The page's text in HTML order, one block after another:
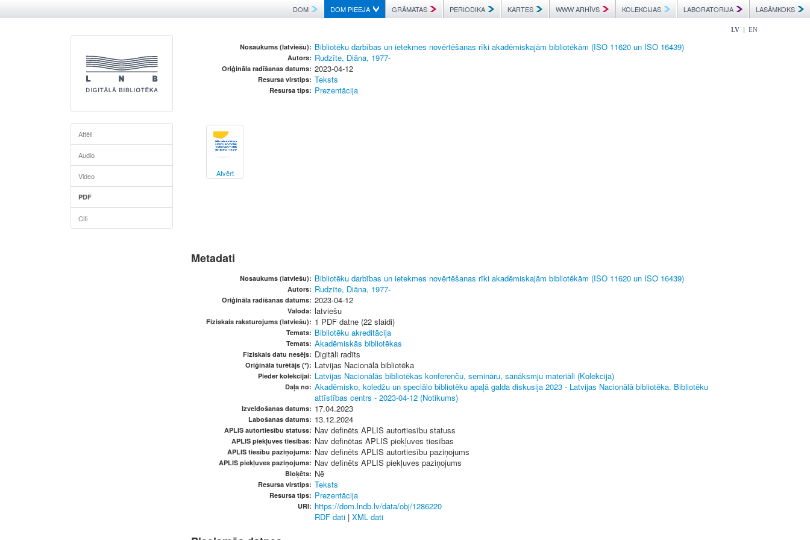
DOM DOM PIEEJA GRĀMATAS PERIODIKA KARTES WWW ARHĪVS KOLEKCIJAS LABORATORIJA LASĀMKOKS
LV | EN
Nosaukums (latviešu): Bibliotēku darbības un ietekmes novērtēšanas rīki akadēmiskajām bibliotēkām (ISO 11620 un ISO 16439)
Autors: Rudzīte, Diāna, 1977-
Oriģināla radīšanas datums: 2023-04-12
Resursa virstips: Teksts
Resursa tips: Prezentācija
Attēli
Audio
Video
PDF
Citi
Atvērt
Metadati
Nosaukums (latviešu): Bibliotēku darbības un ietekmes novērtēšanas rīki akadēmiskajām bibliotēkām (ISO 11620 un ISO 16439)
Autors: Rudzīte, Diāna, 1977-
Oriģināla radīšanas datums: 2023-04-12
Valoda: latviešu
Fiziskais raksturojums (latviešu): 1 PDF datne (22 slaidi)
Temats: Bibliotēku akreditācija
Temats: Akadēmiskās bibliotēkas
Fiziskais datu nesējs: Digitāli radīts
Oriģināla turētājs (*): Latvijas Nacionālā bibliotēka
Pieder kolekcijai: Latvijas Nacionālās bibliotēkas konferenču, semināru, sanāksmju materiāli (Kolekcija)
Daļa no: Akadēmisko, koledžu un speciālo bibliotēku apaļā galda diskusija 2023 - Latvijas Nacionālā bibliotēka. Bibliotēku
attīstības centrs - 2023-04-12 (Notikums)
Izveidošanas datums: 17.04.2023
Labošanas datums: 13.12.2024
APLIS autortiesību statuss: Nav definēts APLIS autortiesību statuss
APLIS piekļuves tiesības: Nav definētas APLIS piekļuves tiesības
APLIS tiesību paziņojums: Nav definēts APLIS autortiesību paziņojums
APLIS piekļuves paziņojums: Nav definēts APLIS piekļuves paziņojums
Bloķēts: Nē
Resursa virstips: Teksts
Resursa tips: Prezentācija
URI: https://dom.lndb.lv/data/obj/1286220
RDF dati | XML dati